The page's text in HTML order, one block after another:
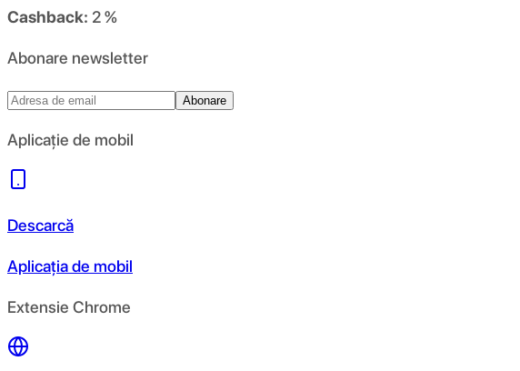
Cashback: 2 %
Abonare newsletter
Abonare
Aplicație de mobil
Descarcă
Aplicația de mobil
Extensie Chrome